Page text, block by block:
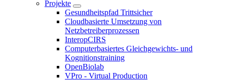
Projekte
Gesundheitspfad Trittsicher
Cloudbasierte Umsetzung von
Netzbetreiberprozessen
InteropCIRS
Computerbasiertes Gleichgewichts- und
Kognitionstraining
OpenBiolab
VPro - Virtual Production